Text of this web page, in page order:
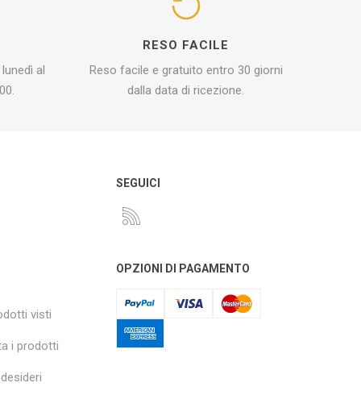
al
RESO FACILE
Reso facile e gratuito entro 30 giorni
dalla data di ricezione.
visti
i prodotti
SEGUICI
OPZIONI DI PAGAMENTO